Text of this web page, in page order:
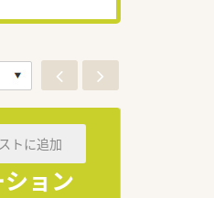
ョン
トに追加